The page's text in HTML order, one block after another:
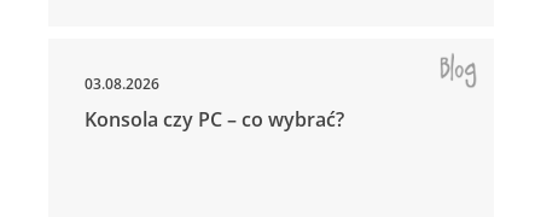
03.08.2026
Konsola czy PC – co wybrać?